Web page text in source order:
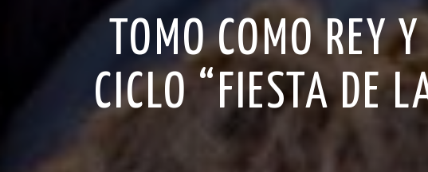
TOMO COMO REY
CICLO “FIESTA DE